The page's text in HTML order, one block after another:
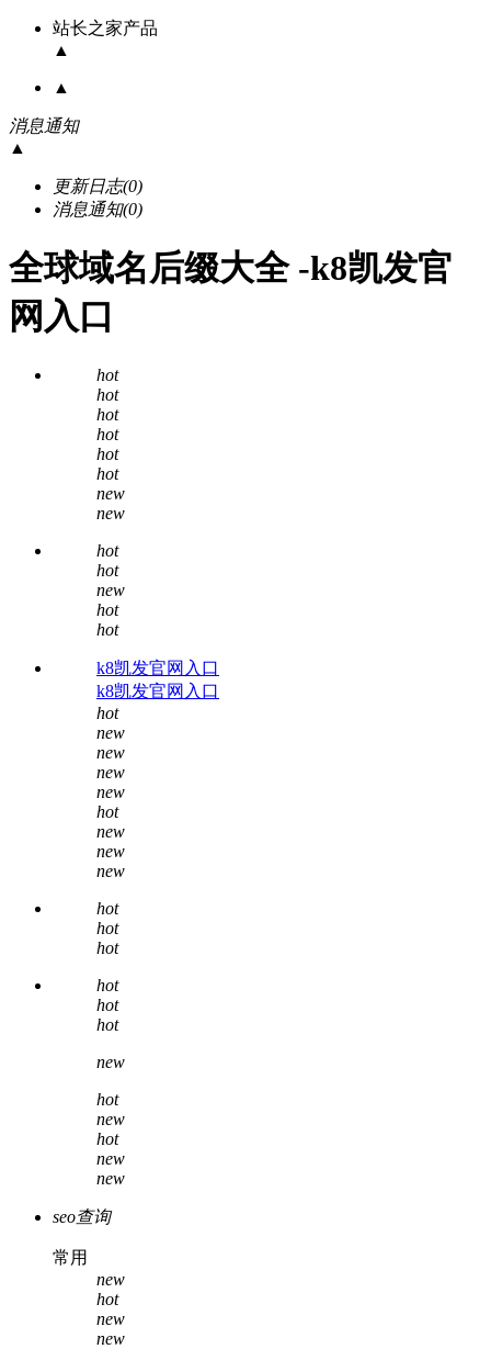
站长之家产品
▲
▲
消息通知
▲
更新日志(0)
消息通知(0)
全球域名后缀大全 -k8凯发官
网入口
hot
hot
hot
hot
hot
hot
new
new
hot
hot
new
hot
hot
k8凯发官网入口
k8凯发官网入口
hot
new
new
new
new
hot
new
new
new
hot
hot
hot
hot
hot
hot
new
hot
new
hot
new
new
seo查询
常用
new
hot
new
new